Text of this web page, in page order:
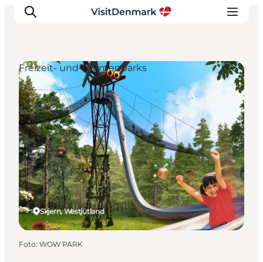
Inspiration
Regionen
Erlebnisse
Unterkünfte
Reiseplanung
Skjern, Westjütland
Freizeit- und Themenparks
Foto: WOW PARK